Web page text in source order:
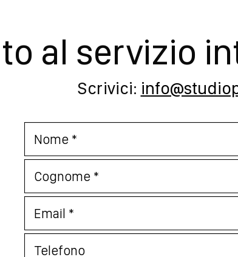
al servizio
Scrivici: